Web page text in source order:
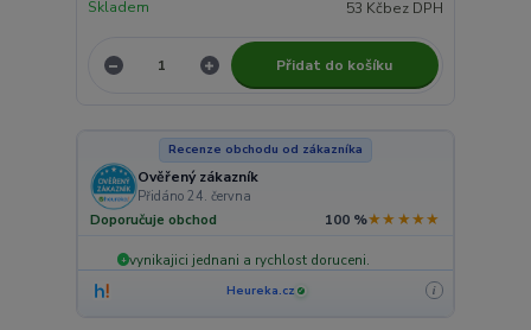
53 Kčbez DPH
Skladem
Přidat do košíku
Recenze obchodu od zákazníka
Ověřený zákazník
Přidáno 24. června
Doporučuje obchod 100 %★★★★★
+ vynikajici jednani a rychlost doruceni.
Heureka.cz ✓ i